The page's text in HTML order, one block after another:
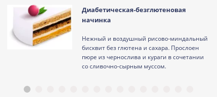
Диабетическая-безглютеновая
начинка
Нежный и воздушный рисово-миндальный
бисквит без глютена и сахара. Прослоен
пюре из чернослива и кураги в сочетании
со сливочно-сырным муссом.